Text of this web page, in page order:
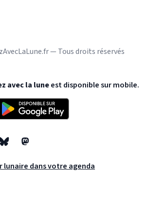
— Tous droits réservés
avec la luneest disponible sur mobile.
BlueskyMastodon
lunaire dans votre agenda